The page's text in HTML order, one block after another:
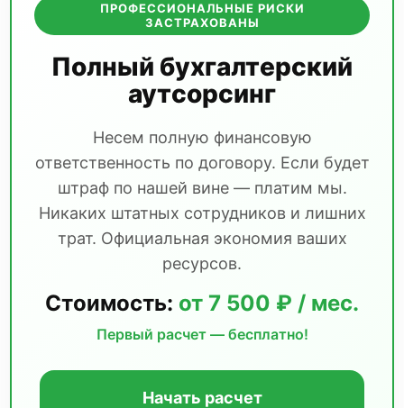
ПРОФЕССИОНАЛЬНЫЕ РИСКИ
ЗАСТРАХОВАНЫ
Полный бухгалтерский
аутсорсинг
Несем полную финансовую
ответственность по договору. Если будет
штраф по нашей вине — платим мы.
Никаких штатных сотрудников и лишних
трат. Официальная экономия ваших
ресурсов.
Стоимость: от 7 500 ₽ / мес.
Первый расчет — бесплатно!
Начать расчет